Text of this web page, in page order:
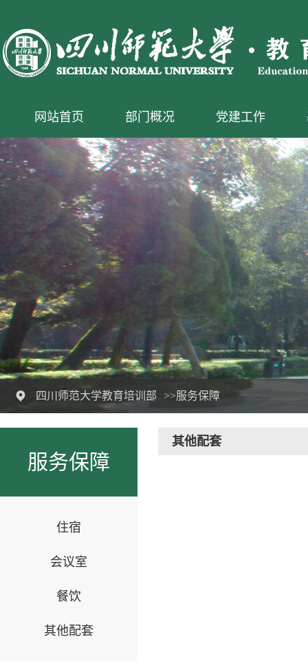
网站首页 部门概况 党建工作
四川师范大学教育培训部 >>服务保障
服务保障
住宿
会议室
餐饮
其他配套
其他配套